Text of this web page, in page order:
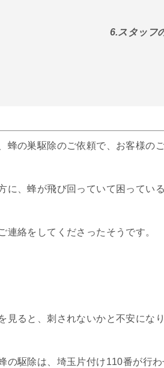
6.スタッフ
蜂の巣駆除のご依頼で、お客様の
に、蜂が飛び回っていて困ってい
連絡をしてくださったそうです。
見ると、刺されないかと不安にな
の駆除は、埼玉片付け110番が行